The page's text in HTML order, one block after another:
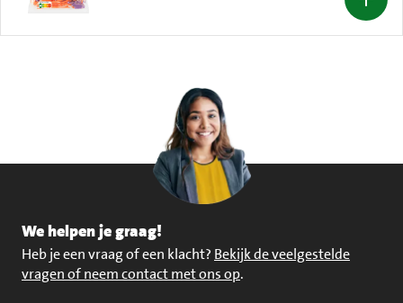
We helpen je graag!
Heb je een vraag of een klacht? Bekijk de veelgestelde
vragen of neem contact met ons op.